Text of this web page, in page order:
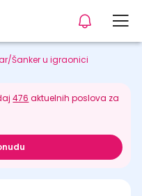
Šanker u igraonici
476 aktuelnih poslova za